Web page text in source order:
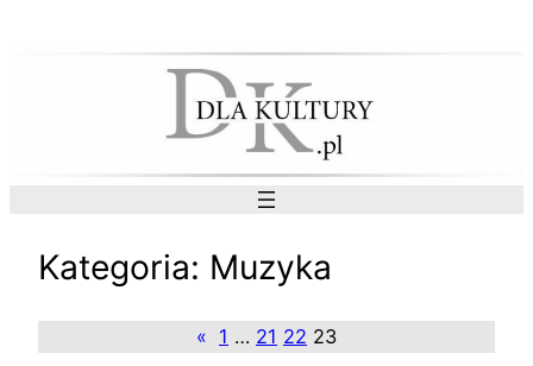
Kategoria: Muzyka
« 1 … 21 22 23